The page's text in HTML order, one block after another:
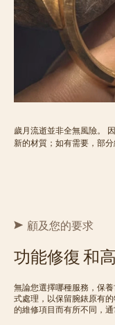
歲月流逝並非全無風險。
新的材質；如有需要，部分
顧及您的要求
功能修復 和
無論您選擇哪種服務，保
式處理，以保留腕錶原有
的維修項目而有所不同，通